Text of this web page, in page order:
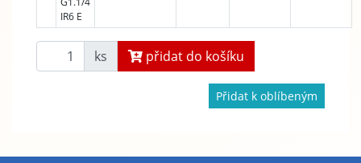
IR6 E
ks přidat do košíku
Přidat k oblíbeným